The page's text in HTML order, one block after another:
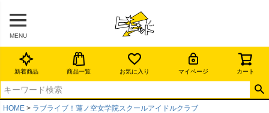
MENU
新着商品 商品一覧 お気に入り マイページ カート
HOME
ラブライブ！蓮ノ空女学院スクールアイドルクラブ